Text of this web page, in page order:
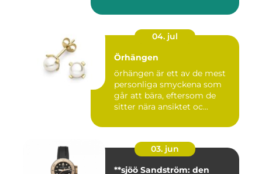
04. jul
Örhängen
örhängen är ett av de mest
personliga smyckena som
går att bära, eftersom de
sitter nära ansiktet oc...
03. jun
**sjöö Sandström: den